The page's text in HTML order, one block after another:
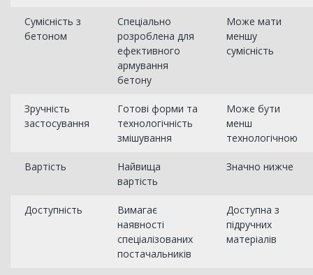
Сумісність з
бетоном
Спеціально
розроблена для
ефективного
армування
бетону
Може мати
меншу
сумісність
Зручність
застосування
Готові форми та
технологічність
змішування
Може бути
менш
технологічною
Вартість
Найвища
вартість
Значно нижче
Доступність
Вимагає
наявності
спеціалізованих
постачальників
Доступна з
підручних
матеріалів